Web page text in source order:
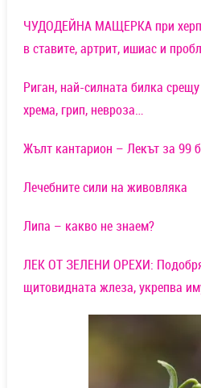
ЧУДОДЕЙНА МАЩЕРКА при
в ставите, артрит, ишиас и
Риган, най-силната билка
хрема, грип, невроза…
Жълт кантарион – Лекът за 99
Лечебните сили на живовляка
Липа – какво не знаем?
ЛЕК ОТ ЗЕЛЕНИ ОРЕХИ:
щитовидната жлеза, укрепва